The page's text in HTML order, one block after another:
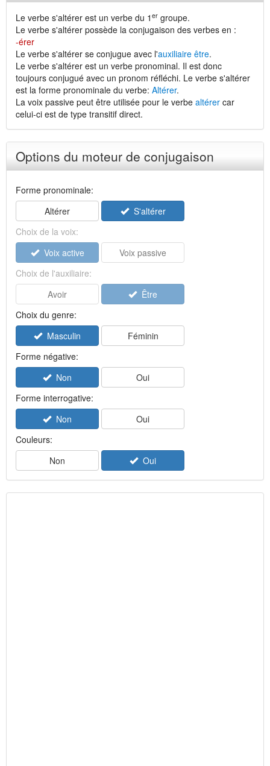
Le verbe s'altérer est un verbe du 1 er groupe.
Le verbe s'altérer possède la conjugaison des verbes en :
-érer
Le verbe s'altérer se conjugue avec l'auxiliaire être.
Le verbe s'altérer est un verbe pronominal. Il est donc
toujours conjugué avec un pronom réfléchi. Le verbe s'altérer
est la forme pronominale du verbe: Altérer.
La voix passive peut être utilisée pour le verbe altérer car
celui-ci est de type transitif direct.
Options du moteur de conjugaison
Forme pronominale:
Altérer
S'altérer
Choix de la voix:
Voix active
Voix passive
Choix de l'auxiliaire:
Avoir
Être
Choix du genre:
Masculin
Féminin
Forme négative:
Non
Oui
Forme interrogative:
Non
Oui
Couleurs:
Non
Oui